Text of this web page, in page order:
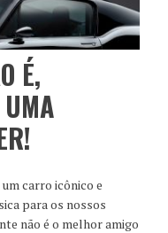
É,
carro icônico e
para os nossos
não é o melhor amigo